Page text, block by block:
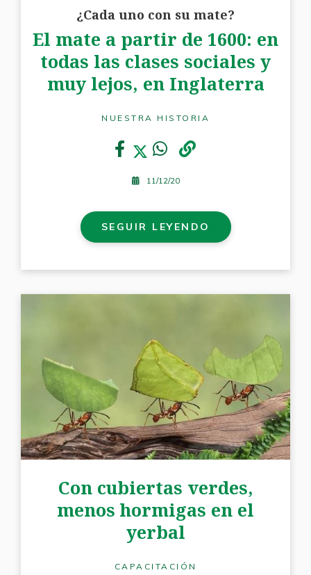
¿Cada uno con su mate?
El mate a partir de 1600: en
todas las clases sociales y
muy lejos, en Inglaterra
NUESTRA HISTORIA
11/12/20
SEGUIR LEYENDO
Con cubiertas verdes,
menos hormigas en el
yerbal
CAPACITACIÓN